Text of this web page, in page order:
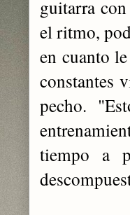
guitarra
el ritmo,
en cuanto
constantes
pecho.
tiempo a